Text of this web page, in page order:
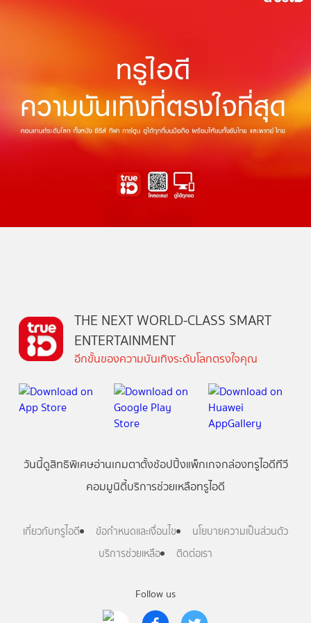
Follow us
THE NEXT WORLD-CLASS SMART
ENTERTAINMENT
อีกขั้นของความบันเทิงระดับโลกตรงใจคุณ
วันนี้ดูสิทธิพิเศษอ่านเกมตาตั้งช้อปปิ้งแพ็กเกจกล่องทรูไอดีทีวี
คอมมูนิตี้บริการช่วยเหลือทรูไอดี
เกี่ยวกับทรูไอดี ข้อกำหนดและเงื่อนไข
นโยบายความเป็นส่วนตัว
บริการช่วยเหลือ
ติดต่อเรา